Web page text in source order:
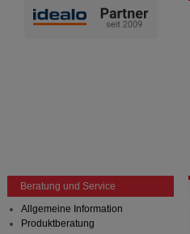
Beratung und Service
Allgemeine Information
Produktberatung